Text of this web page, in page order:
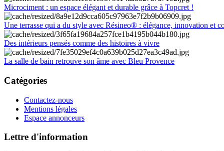
Microciment : un espace élégant et durable grâce à Topcret !
Une terrasse qui a du style avec Résineo® : élégance, innovation et
Des intérieurs pensés comme des histoires à vivre
La salle de bain retrouve son âme avec Bleu Provence
Catégories
Contactez-nous
Mentions légales
Espace annonceurs
Lettre d'information